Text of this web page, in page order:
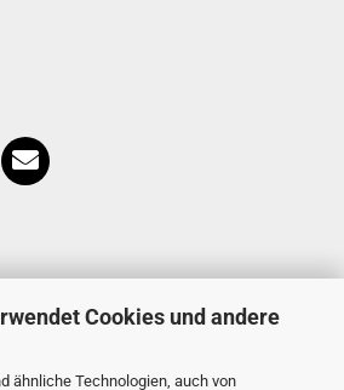
Cookies und andere
ähnliche Technologien, auch von